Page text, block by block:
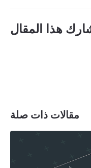
هذا المقال
مقالات ذات صلة